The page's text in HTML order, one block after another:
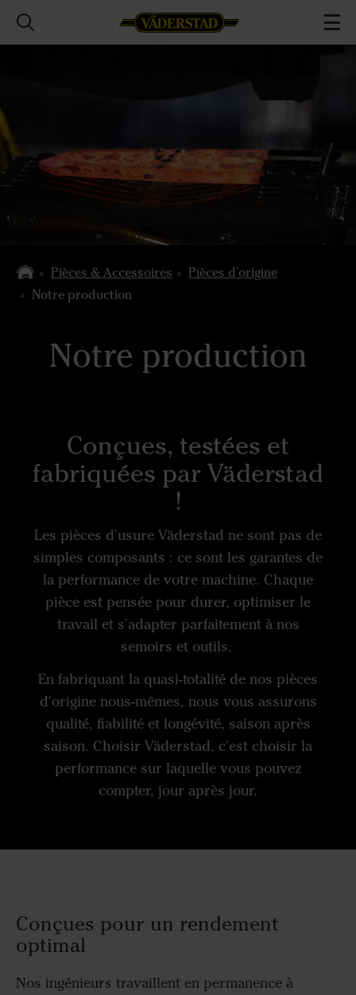
Pièces & Accessoires
Pièces d'origine
Notre production
Notre production
Conçues, testées et
fabriquées par Väderstad
!
Les pièces d'usure Väderstad ne sont pas de
simples composants : ce sont les garantes de
la performance de votre machine. Chaque
pièce est pensée pour durer, optimiser le
travail et s'adapter parfaitement à nos
semoirs et outils.
En fabriquant la quasi-totalité de nos pièces
d'origine nous-mêmes, nous vous assurons
qualité, fiabilité et longévité, saison après
saison. Choisir Väderstad, c'est choisir la
performance sur laquelle vous pouvez
compter, jour après jour.
Conçues pour un rendement
optimal
Nos ingénieurs travaillent en permanence à